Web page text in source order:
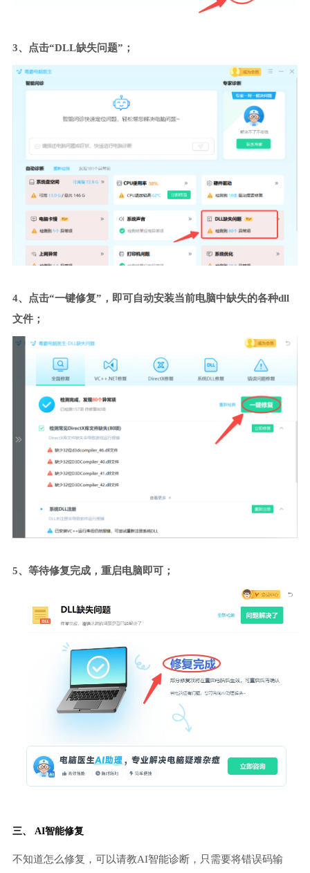
3、点击“DLL缺失问题”；
4、点击“一键修复”，即可自动安装当前电脑中缺失的各种dll
文件；
5、等待修复完成，重启电脑即可；
三、 AI智能修复
不知道怎么修复，可以请教AI智能诊断，只需要将错误码输